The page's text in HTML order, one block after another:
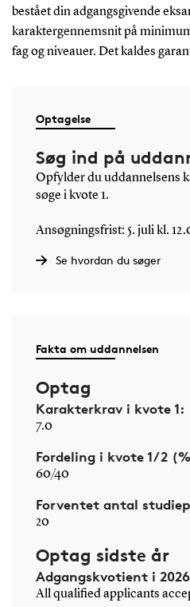
bestået din adgangsgivende
karaktergennemsnit på
fag og niveauer. Det kaldes
Optagelse
Søg ind på
Opfylder du uddannelsens
søge i kvote 1.
Ansøgningsfrist: 5. juli kl.
Se hvordan du søger
Fakta om uddannelsen
Optag
Karakterkrav i kvote 1:
7.0
Fordeling i kvote 1/2
60/40
Forventet antal
20
Optag sidste år
Adgangskvotient i
All qualified applicants